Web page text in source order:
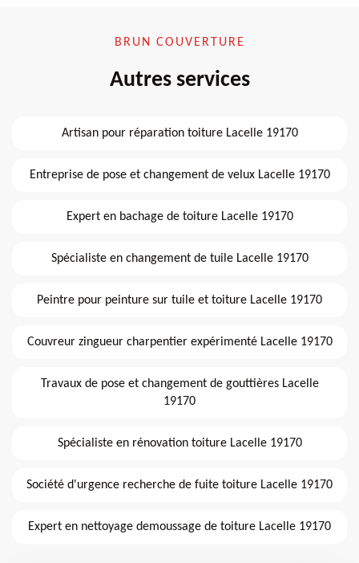
BRUN COUVERTURE
Autres services
Artisan pour réparation toiture Lacelle 19170
Entreprise de pose et changement de velux Lacelle 19170
Expert en bachage de toiture Lacelle 19170
Spécialiste en changement de tuile Lacelle 19170
Peintre pour peinture sur tuile et toiture Lacelle 19170
Couvreur zingueur charpentier expérimenté Lacelle 19170
Travaux de pose et changement de gouttières Lacelle
19170
Spécialiste en rénovation toiture Lacelle 19170
Société d'urgence recherche de fuite toiture Lacelle 19170
Expert en nettoyage demoussage de toiture Lacelle 19170